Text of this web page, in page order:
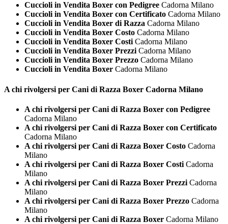
Cuccioli in Vendita Boxer con Pedigree Cadorna Milano
Cuccioli in Vendita Boxer con Certificato Cadorna Milano
Cuccioli in Vendita Boxer di Razza Cadorna Milano
Cuccioli in Vendita Boxer Costo Cadorna Milano
Cuccioli in Vendita Boxer Costi Cadorna Milano
Cuccioli in Vendita Boxer Prezzi Cadorna Milano
Cuccioli in Vendita Boxer Prezzo Cadorna Milano
Cuccioli in Vendita Boxer Cadorna Milano
A chi rivolgersi per Cani di Razza Boxer Cadorna Milano
A chi rivolgersi per Cani di Razza Boxer con Pedigree
Cadorna Milano
A chi rivolgersi per Cani di Razza Boxer con Certificato
Cadorna Milano
A chi rivolgersi per Cani di Razza Boxer Costo Cadorna
Milano
A chi rivolgersi per Cani di Razza Boxer Costi Cadorna
Milano
A chi rivolgersi per Cani di Razza Boxer Prezzi Cadorna
Milano
A chi rivolgersi per Cani di Razza Boxer Prezzo Cadorna
Milano
A chi rivolgersi per Cani di Razza Boxer Cadorna Milano